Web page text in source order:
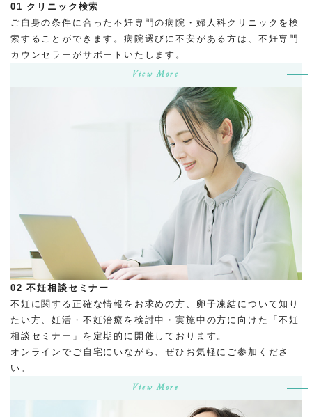
01 クリニック検索
ご自身の条件に合った不妊専門の病院・婦人科クリニックを検
索することができます。病院選びに不安がある方は、不妊専門
カウンセラーがサポートいたします。
View More
02 不妊相談セミナー
不妊に関する正確な情報をお求めの方、卵子凍結について知り
たい方、妊活・不妊治療を検討中・実施中の方に向けた「不妊
相談セミナー」を定期的に開催しております。
オンラインでご自宅にいながら、ぜひお気軽にご参加くださ
い。
View More